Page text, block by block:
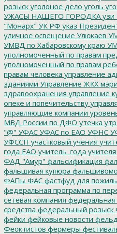
розыск уголоное дело уголь
УЖАСЫ НАШЕГО ГОРОДКА узи
"Монарх" УК РФ указ
уличное освещение Улюкаев
УМВД по Хабаровскому краю
уполномоченный по правам
уполномоченный по правам
правам человека управление
зданиями Управление ЖКХ
здравоохранения управление
опеке и попечительству
управляющие компании
МВД России по ДФО утечка
"@" УФАС УФАС по ЕАО УФНС
УФССП участковый учения
года ЕАО учитель_года учителя
ФАД "Амур" фальсификация
фальшивая купюра
ФАПы ФАС фастфуд для
федеральная программа по
сетевая компания федеральная
средства федеральный розыск
фейки фейковые новости
Феоктистов фермеры